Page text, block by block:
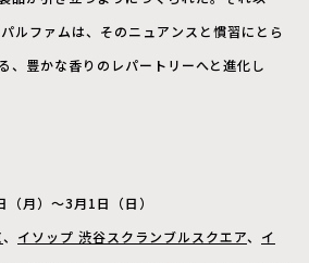
ルファムは、そのニュアンスと慣習にとら
、豊かな香りのレパートリーへと進化し
月）〜3月1日（日）
、 イソップ 渋谷スクランブルスクエア、 イ